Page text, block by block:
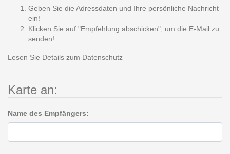
Geben Sie die Adressdaten und Ihre persönliche Nachricht
ein!
Klicken Sie auf "Empfehlung abschicken", um die E-Mail zu
senden!
Lesen Sie Details zum Datenschutz
Karte an:
Name des Empfängers: